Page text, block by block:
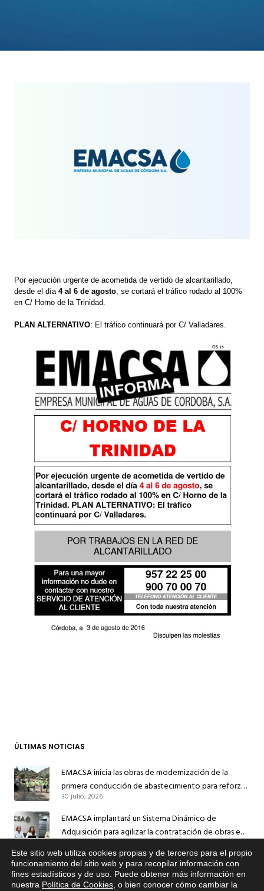
Por ejecución urgente de acometida de vertido de alcantarillado,
desde el día4 al 6 de agosto, se cortará el tráfico rodado al 100%
en C/ Horno de la Trinidad.
PLAN ALTERNATIVO: El tráfico continuará por C/ Valladares.
ÚLTIMAS NOTICIAS
EMACSA inicia las obras de modernización de la
primera conducción de abastecimiento para reforzar
el suministro de agua de Córdoba
30 julio, 2026
EMACSA implantará un Sistema Dinámico de
Adquisición para agilizar la contratación de obras en
17 julio, 2026
EMACSA inicia hoy las obras de una nueva arteria de
abastecimiento y una red de agua no potable en
13 julio, 2026
Este sitio web utiliza cookies propias y de terceros para el propio
funcionamiento del sitio web y para recopilar información con
fines estadísticos y de uso. Puede obtener más información en
nuestra Política de Cookies , o bien conocer cómo cambiar la
Si tiene cualquier duda sobre
EMACSA, haga click abajo.